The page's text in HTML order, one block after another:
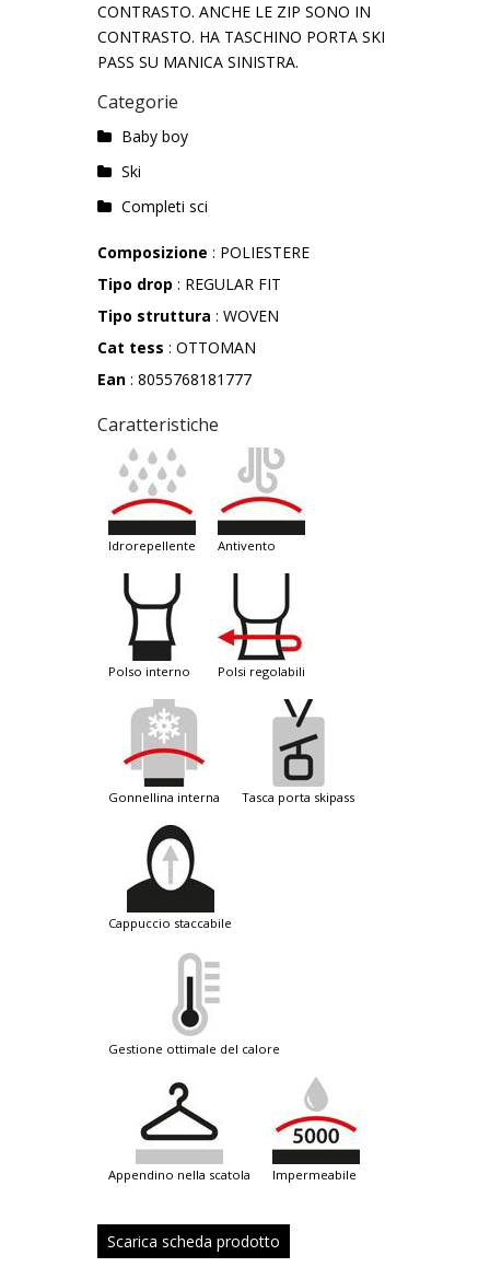
CONTRASTO. ANCHE LE ZIP SONO IN
CONTRASTO. HA TASCHINO PORTA SKI
PASS SU MANICA SINISTRA.
Categorie
Baby boy
Ski
Completi sci
Composizione : POLIESTERE
Tipo drop : REGULAR FIT
Tipo struttura : WOVEN
Cat tess : OTTOMAN
Ean : 8055768181777
Caratteristiche
idrorepellente antivento
polso interno polsi regolabili
gonnellina interna tasca porta skipass
cappuccio staccabile
gestione ottimale del calore
appendino nella scatola impermeabile
Scarica scheda prodotto